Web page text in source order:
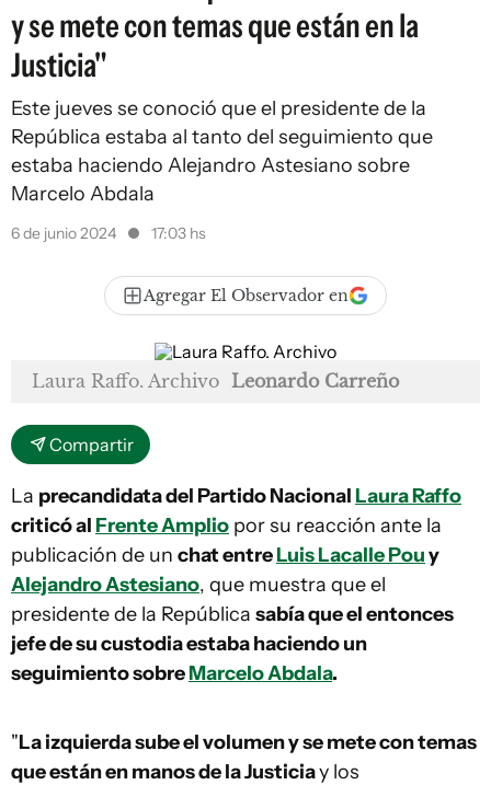
y se mete con temas que están en la
Justicia"
Este jueves se conoció que el presidente de la
República estaba al tanto del seguimiento que
estaba haciendo Alejandro Astesiano sobre
Marcelo Abdala
6 de junio 2024 17:03 hs
Agregar El Observador en
Laura Raffo. Archivo Leonardo Carreño
Compartir
La precandidata del Partido NacionalLaura Raffo
criticó alFrente Amplio por su reacción ante la
publicación de un chat entreLuis Lacalle Pouy
Alejandro Astesiano, que muestra que el
presidente de la República sabía que el entonces
jefe de su custodia estaba haciendo un
seguimiento sobreMarcelo Abdala.
"La izquierda sube el volumen y se mete con temas
que están en manos de la Justiciay los